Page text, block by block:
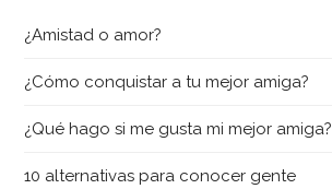
¿Amistad o amor?
¿Cómo conquistar a tu mejor amiga?
¿Qué hago si me gusta mi mejor amiga?
10 alternativas para conocer gente